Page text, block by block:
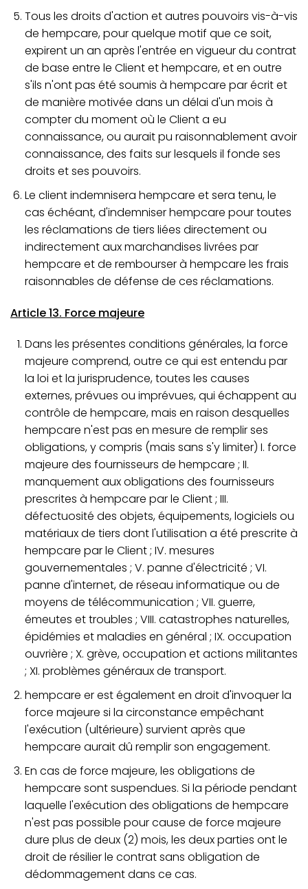
Tous les droits d'action et autres pouvoirs vis-à-vis
de hempcare, pour quelque motif que ce soit,
expirent un an après l'entrée en vigueur du contrat
de base entre le Client et hempcare, et en outre
s'ils n'ont pas été soumis à hempcare par écrit et
de manière motivée dans un délai d'un mois à
compter du moment où le Client a eu
connaissance, ou aurait pu raisonnablement avoir
connaissance, des faits sur lesquels il fonde ses
droits et ses pouvoirs.
Le client indemnisera hempcare et sera tenu, le
cas échéant, d'indemniser hempcare pour toutes
les réclamations de tiers liées directement ou
indirectement aux marchandises livrées par
hempcare et de rembourser à hempcare les frais
raisonnables de défense de ces réclamations.
Article 13. Force majeure
Dans les présentes conditions générales, la force
majeure comprend, outre ce qui est entendu par
la loi et la jurisprudence, toutes les causes
externes, prévues ou imprévues, qui échappent au
contrôle de hempcare, mais en raison desquelles
hempcare n'est pas en mesure de remplir ses
obligations, y compris (mais sans s'y limiter) I. force
majeure des fournisseurs de hempcare ; II.
manquement aux obligations des fournisseurs
prescrites à hempcare par le Client ; III.
défectuosité des objets, équipements, logiciels ou
matériaux de tiers dont l'utilisation a été prescrite à
hempcare par le Client ; IV. mesures
gouvernementales ; V. panne d'électricité ; VI.
panne d'internet, de réseau informatique ou de
moyens de télécommunication ; VII. guerre,
émeutes et troubles ; VIII. catastrophes naturelles,
épidémies et maladies en général ; IX. occupation
ouvrière ; X. grève, occupation et actions militantes
; XI. problèmes généraux de transport.
hempcare er est également en droit d'invoquer la
force majeure si la circonstance empêchant
l'exécution (ultérieure) survient après que
hempcare aurait dû remplir son engagement.
En cas de force majeure, les obligations de
hempcare sont suspendues. Si la période pendant
laquelle l'exécution des obligations de hempcare
n'est pas possible pour cause de force majeure
dure plus de deux (2) mois, les deux parties ont le
droit de résilier le contrat sans obligation de
dédommagement dans ce cas.